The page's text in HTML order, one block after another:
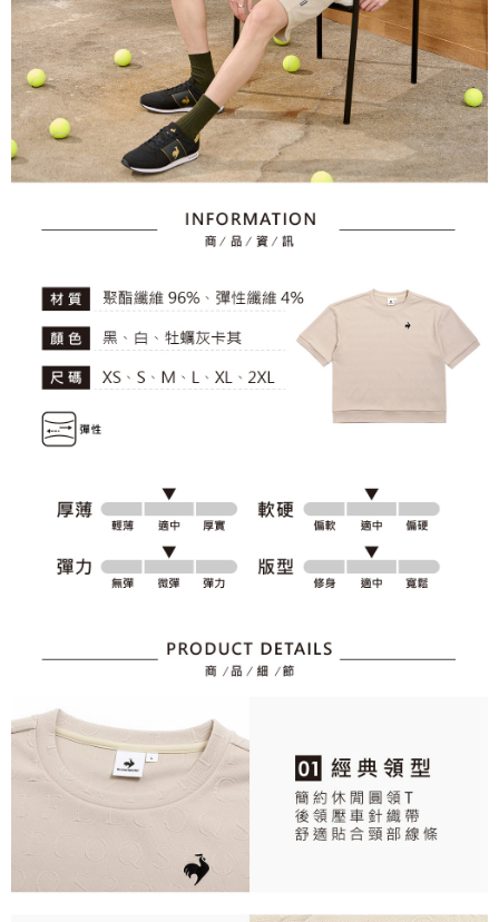
１．透過由恩沛科技股份有限公司提供之「AFTEE先享後付」服務完成之交
易，需依本服務之必要範圍內提供個人資料，並將交易相關給付款項請求債
權轉讓予恩沛科技股份有限公司。
２．關於個人資料處理事宜，請瀏覽以下網址：
https://aftee.tw/terms/#terms3
３．未成年的使用者請事先徵得法定代理人或監護人之同意方可使用
「AFTEE先享後付」，若未經同意申辦者引起之損失，本公司不負相關責
任。
４．使用「AFTEE先享後付」時，將依據個別帳號之用戶狀況，依本公司即
５．嚴禁一人註冊多個帳號或使用他人資訊註冊。若發現惡意使用之情形，
免運費
付款後7-11取貨
免運費
宅配
免運費